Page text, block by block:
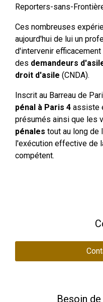
Reporters-sans-
Ces nombreuses
aujourd'hui de lui un
d'intervenir
des demandeurs
droit d'asile (CNDA).
Inscrit au Barreau de
pénal à Paris 4assiste
présumés ainsi que les
pénales tout au long de
l'exécution effective de
compétent.
Besoin